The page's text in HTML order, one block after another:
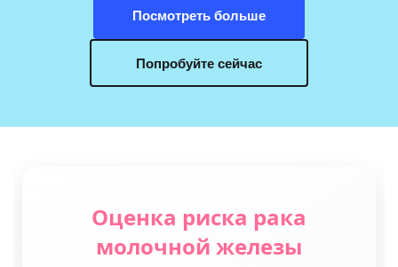
Посмотреть больше
Попробуйте сейчас
Оценка риска рака
молочной железы